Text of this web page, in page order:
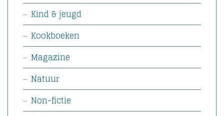
Kind & jeugd
Kookboeken
Magazine
Natuur
Non-fictie